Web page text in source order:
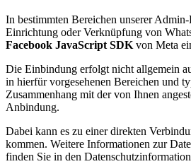
In bestimmten Bereichen unserer
Einrichtung oder Verknüpfung von
Facebook JavaScript SDK von Meta
Die Einbindung erfolgt nicht allgemein
in hierfür vorgesehenen Bereichen und
Zusammenhang mit der von Ihnen
Anbindung.
Dabei kann es zu einer direkten
kommen. Weitere Informationen zur
finden Sie in den